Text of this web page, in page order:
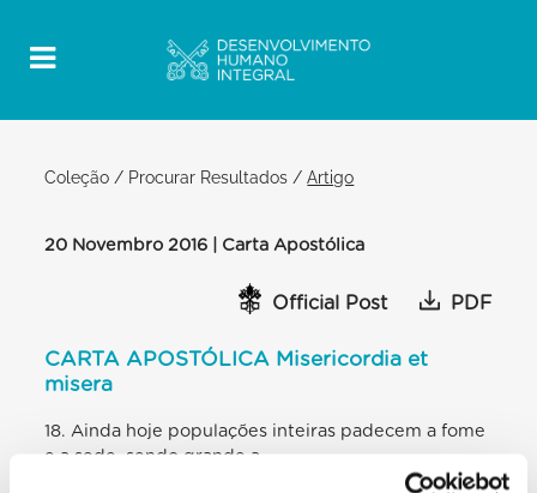
Coleção / Procurar Resultados /Artigo
20 Novembro 2016 | Carta Apostólica
Official Post PDF
CARTA APOSTÓLICA Misericordia et
misera
18. Ainda hoje populações inteiras padecem a fome
e a sede, sendo grande a
preocupação suscitada pelas imagens de crianças